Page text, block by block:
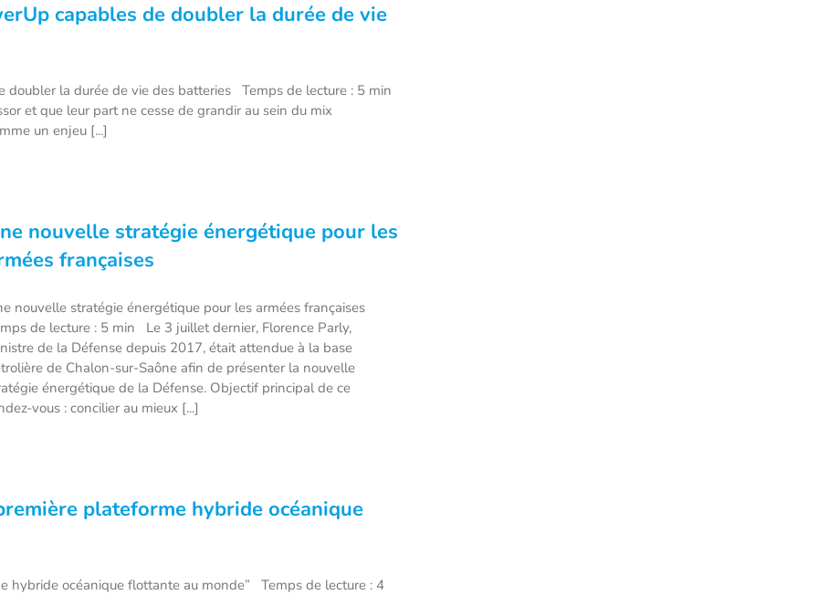
capables de doubler la durée de vie
la durée de vie des batteries Temps de lecture : 5 min
et que leur part ne cesse de grandir au sein du mix
un enjeu [...]
nouvelle stratégie énergétique pour les
françaises
nouvelle stratégie énergétique pour les armées françaises
de lecture : 5 min Le 3 juillet dernier, Florence Parly,
de la Défense depuis 2017, était attendue à la base
de Chalon-sur-Saône afin de présenter la nouvelle
énergétique de la Défense. Objectif principal de ce
vous : concilier au mieux [...]
plateforme hybride océanique
hybride océanique flottante au monde” Temps de lecture : 4